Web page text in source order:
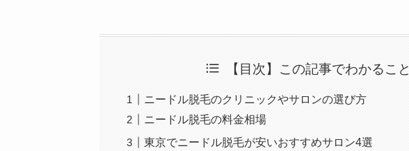
【目次】この記事でわかること
ニードル脱毛のクリニックやサロンの選び方
ニードル脱毛の料金相場
東京でニードル脱毛が安いおすすめサロン4選